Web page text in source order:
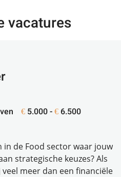
vacatures
€ 5.000 - € 6.500
de Food sector waar jouw
strategische keuzes? Als
meer dan een financiële